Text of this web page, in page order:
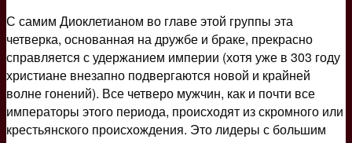
С самим Диоклетианом во главе этой группы эта
четверка, основанная на дружбе и браке, прекрасно
справляется с удержанием империи (хотя уже в 303 году
христиане внезапно подвергаются новой и крайней
волне гонений). Все четверо мужчин, как и почти все
императоры этого периода, происходят из скромного или
крестьянского происхождения. Это лидеры с большим